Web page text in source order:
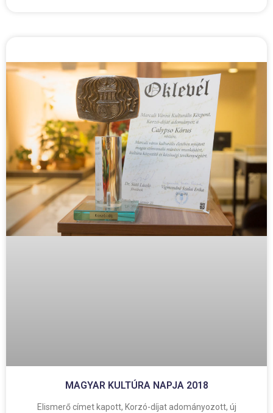
MAGYAR KULTÚRA NAPJA 2018
Elismerő címet kapott, Korzó-díjat adományozott, új